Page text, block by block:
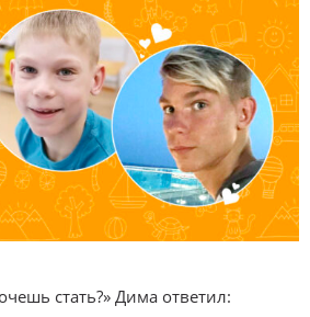
стать?» Дима ответил: